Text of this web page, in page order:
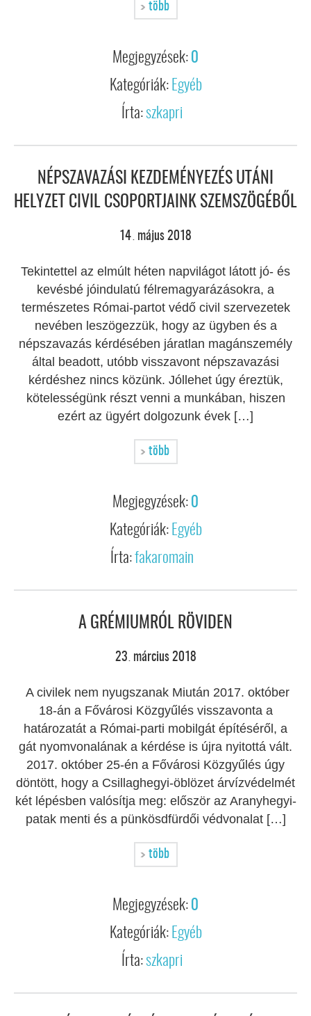
több
Megjegyzések: 0
Kategóriák: Egyéb
Írta:szkapri
NÉPSZAVAZÁSI KEZDEMÉNYEZÉS UTÁNI
HELYZET CIVIL CSOPORTJAINK SZEMSZÖGÉBŐL
14. május 2018
Tekintettel az elmúlt héten napvilágot látott jó- és
kevésbé jóindulatú félremagyarázásokra, a
természetes Római-partot védő civil szervezetek
nevében leszögezzük, hogy az ügyben és a
népszavazás kérdésében járatlan magánszemély
által beadott, utóbb visszavont népszavazási
kérdéshez nincs közünk. Jóllehet úgy éreztük,
kötelességünk részt venni a munkában, hiszen
ezért az ügyért dolgozunk évek […]
több
Megjegyzések: 0
Kategóriák: Egyéb
Írta:fakaromain
A GRÉMIUMRÓL RÖVIDEN
23. március 2018
A civilek nem nyugszanak Miután 2017. október
18-án a Fővárosi Közgyűlés visszavonta a
határozatát a Római-parti mobilgát építéséről, a
gát nyomvonalának a kérdése is újra nyitottá vált.
2017. október 25-én a Fővárosi Közgyűlés úgy
döntött, hogy a Csillaghegyi-öblözet árvízvédelmét
két lépésben valósítja meg: először az Aranyhegyi-
patak menti és a pünkösdfürdői védvonalat […]
több
Megjegyzések: 0
Kategóriák: Egyéb
Írta:szkapri